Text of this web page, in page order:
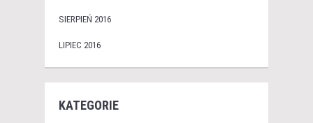
SIERPIEŃ 2016
LIPIEC 2016
KATEGORIE